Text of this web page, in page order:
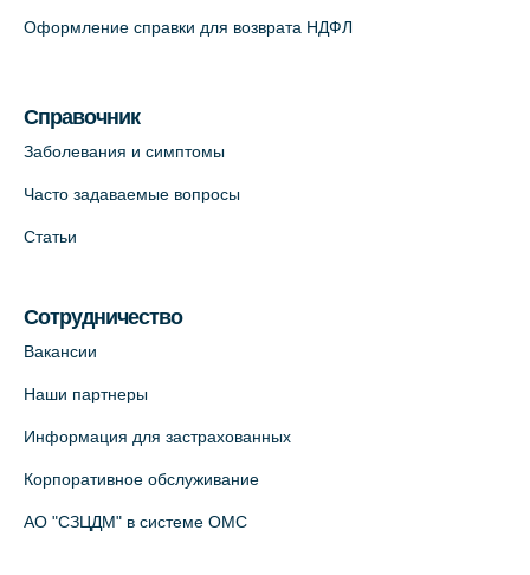
+7 (812) 660-73-69
На карте
На карте
Лабораторный терминал на
партнёр)
+7 (812) 498-10-30
Оформление справки для возврата НДФЛ
Справочник
Заболевания и симптомы
Часто задаваемые вопросы
Статьи
Сотрудничество
Вакансии
Наши партнеры
Информация для застрахованных
Корпоративное обслуживание
АО "СЗЦДМ" в системе ОМС